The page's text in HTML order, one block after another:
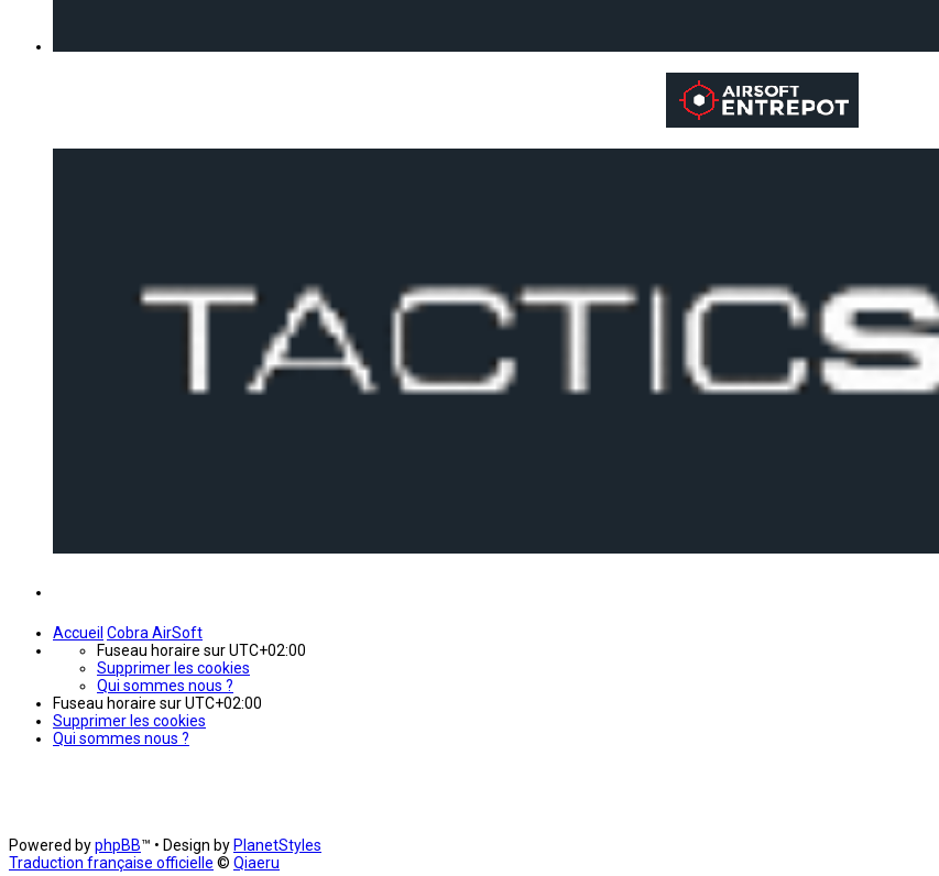
Accueil Cobra AirSoft
Fuseau horaire surUTC+02:00
Supprimer les cookies
Qui sommes nous ?
Fuseau horaire surUTC+02:00
Supprimer les cookies
Qui sommes nous ?
Powered byphpBB™ • Design by PlanetStyles
Traduction française officielle © Qiaeru